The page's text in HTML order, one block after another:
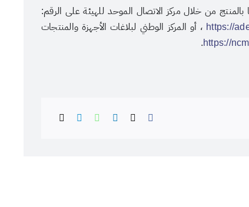
من خلال مركز الاتصال الموحد للهيئة على الرقم:
https:// ، أو المركز الوطني لبلاغات الأجهزة والمنتجات
.
عنوان الصورة
عدسة: هادي آل دويس